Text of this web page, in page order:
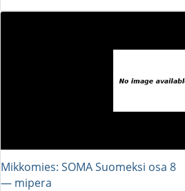
Mikkomies: SOMA Suomeksi osa 8
― mipera